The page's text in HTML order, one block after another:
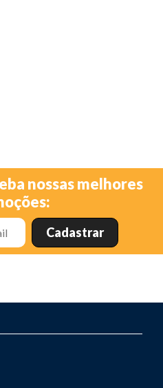
nossas melhores